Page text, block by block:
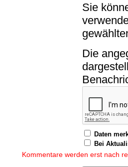
Sie
Die
Daten
Bei
Kommentare werden erst nach